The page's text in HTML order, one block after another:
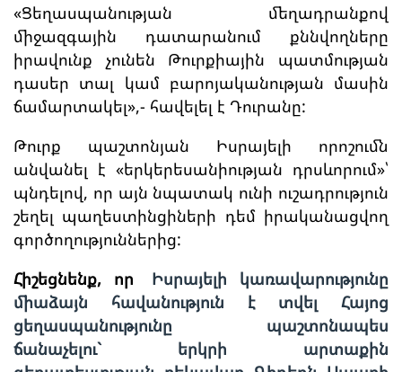
«Ցեղասպանության մեղադրանքով
միջազգային դատարանում քննվողները
իրավունք չունեն Թուրքիային պատմության
դասեր տալ կամ բարոյականության մասին
ճամարտակել»,- հավելել է Դուրանը:
Թուրք պաշտոնյան Իսրայելի որոշումն
անվանել է «երկերեսանիության դրսևորում»՝
պնդելով, որ այն նպատակ ունի ուշադրություն
շեղել պաղեստինցիների դեմ իրականացվող
գործողություններից:
Հիշեցնենք, որ
Իսրայելի կառավարությունը
միաձայն հավանություն է տվել Հայոց
ցեղասպանությունը պաշտոնապես
ճանաչելու` երկրի արտաքին